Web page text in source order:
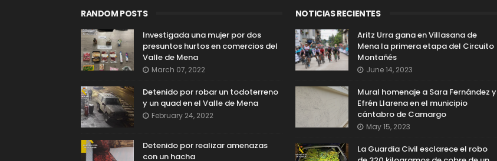
RANDOM POSTS
Investigada una mujer por dos
presuntos hurtos en comercios del
Valle de Mena
March 07, 2022
Detenido por robar un todoterreno
y un quad en el Valle de Mena
February 24, 2022
Detenido por realizar amenazas
con un hacha
NOTICIAS RECIENTES
Aritz Urra gana en Villasana de
Mena la primera etapa del Circuito
Montañés
June 14, 2023
Mural homenaje a Sara Fernández y
Efrén Llarena en el municipio
cántabro de Camargo
May 15, 2023
La Guardia Civil esclarece el robo